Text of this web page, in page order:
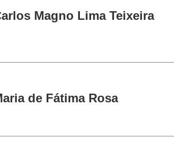
Magno Lima Teixeira
de Fátima Rosa